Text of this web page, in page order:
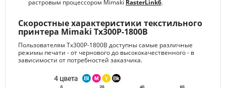
растровым процессором Mimaki RasterLink6.
Скоростные характеристики текстильного
принтера Mimaki Tx300P-1800B
Пользователям Tx300P-1800B доступны самые различные
режимы печати - от чернового до высококачественного - в
зависимости от потребностей заказчика.